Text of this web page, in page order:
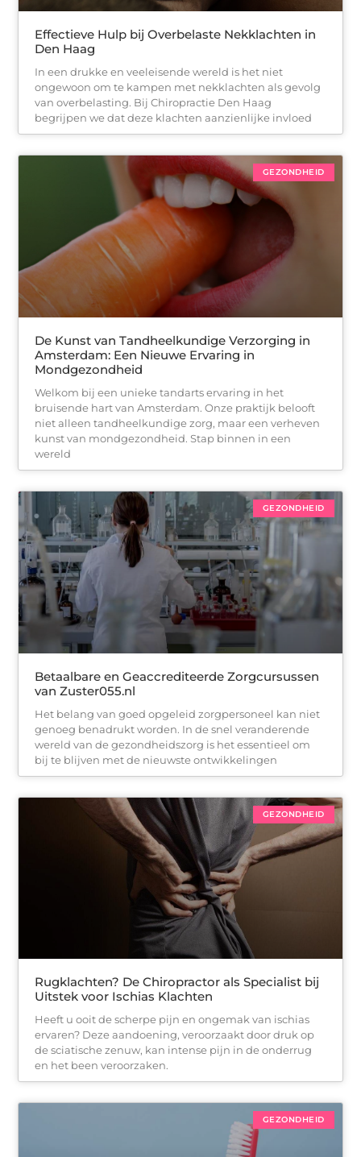
Effectieve Hulp bij Overbelaste Nekklachten in
Den Haag
In een drukke en veeleisende wereld is het niet
ongewoon om te kampen met nekklachten als gevolg
van overbelasting. Bij Chiropractie Den Haag
begrijpen we dat deze klachten aanzienlijke invloed
GEZONDHEID
De Kunst van Tandheelkundige Verzorging in
Amsterdam: Een Nieuwe Ervaring in
Mondgezondheid
Welkom bij een unieke tandarts ervaring in het
bruisende hart van Amsterdam. Onze praktijk belooft
niet alleen tandheelkundige zorg, maar een verheven
kunst van mondgezondheid. Stap binnen in een
wereld
GEZONDHEID
Betaalbare en Geaccrediteerde Zorgcursussen
van Zuster055.nl
Het belang van goed opgeleid zorgpersoneel kan niet
genoeg benadrukt worden. In de snel veranderende
wereld van de gezondheidszorg is het essentieel om
bij te blijven met de nieuwste ontwikkelingen
GEZONDHEID
Rugklachten? De Chiropractor als Specialist bij
Uitstek voor Ischias Klachten
Heeft u ooit de scherpe pijn en ongemak van ischias
ervaren? Deze aandoening, veroorzaakt door druk op
de sciatische zenuw, kan intense pijn in de onderrug
en het been veroorzaken.
GEZONDHEID